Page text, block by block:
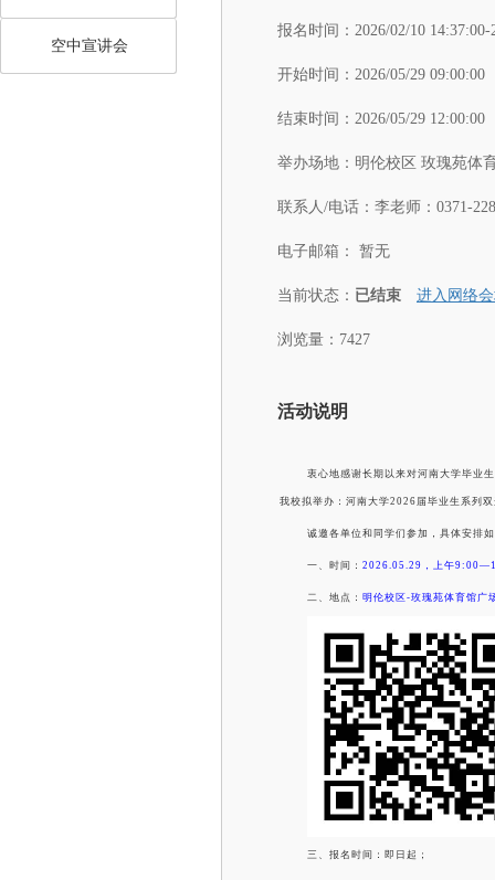
空中宣讲会
报名时间： 2026/02/10
开始时间： 2026/05/29 09:00:00
结束时间： 2026/05/29 12:00:00
举办场地： 明伦校区 玫瑰苑体
联系人/电话： 李老师：0371-
电子邮箱： 暂无
当前状态： 已结束 进入网络
浏览量：7427
活动说明
衷心地感谢长期以来对河南大学毕业
我校拟举办：河南大学2026届毕业生系列
诚邀各单位和同学们参加，具体安排
一、时间： 2026.05.29，上午
二、地点： 明伦校区-玫瑰苑体育馆广
三、报名时间：即日起；